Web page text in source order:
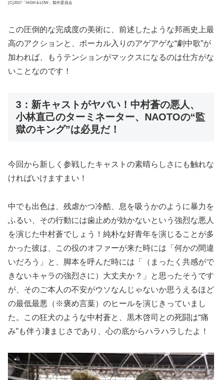
(C)2017「HiGH＆LOW」製作委員会
この圧倒的な完成度の美術に、前述したような邦画史上最
高のアクションと、ボーカル入りのアゲアゲな“劇中歌”が
加われば、もうテンションがマックスになるのは仕方がな
いことなのです！
3：新キャストがヤバい！中村蒼の悪人、
小林直己のターミネーター、NAOTOの“監
獄のキング”は必見だ！
今回から新しく参戦したキャストの素晴らしさにも触れな
ければいけますまい！
中でも出色は、残虐かつ冷酷、息を吸うかのように暴力を
ふるい、その行動には歯止めが効かないという強烈な悪人
を演じた中村蒼でしょう！純朴な好青年を演じることが多
かった彼は、この役のオファーが来た時には「何かの間違
いだろう」と、脚本を呼んだ時には「（まったく共感がで
きないキャラの強烈さに）大丈夫か？」と思ったそうです
が、そのご本人の不安がウソなんじゃないか思うえるほど
の最低最悪（※褒め言葉）のヒールを演じきっていまし
た。この狂犬のような中村蒼と、黒木啓司との死闘は“痛
み”も伴う凄まじさであり、心の底からハラハラしたよ！